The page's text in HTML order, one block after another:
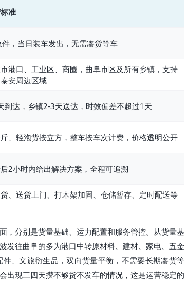
准
，当日装车发出，无需凑货等车
港口、工业区、商圈，曲阜市区及所有乡镇，支持
安周边区域
到达，乡镇2-3天送达，时效偏差不超过1天
、轻泡货按立方，整车按车次计费，价格透明公开
2小时内给出解决方案，全程可追溯
、送货上门、打木架加固、仓储暂存、定时配送等
，分别是货量基础、运力配置和服务管控。从货量基
发往曲阜的多为港口中转原材料、建材、家电、五金
、文旅衍生品，双向货量平衡，不需要长期凑货等
出现三四天攒不够货不发车的情况，这是运营稳定的